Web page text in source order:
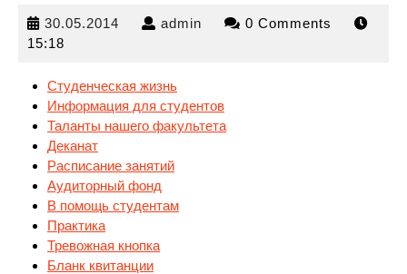
30.05.2014 30.05.2014
admin admin 0 Comments
15:18
Студенческая жизнь
Информация для студентов
Таланты нашего факультета
Деканат
Расписание занятий
Аудиторный фонд
В помощь студентам
Практика
Тревожная кнопка
Бланк квитанции